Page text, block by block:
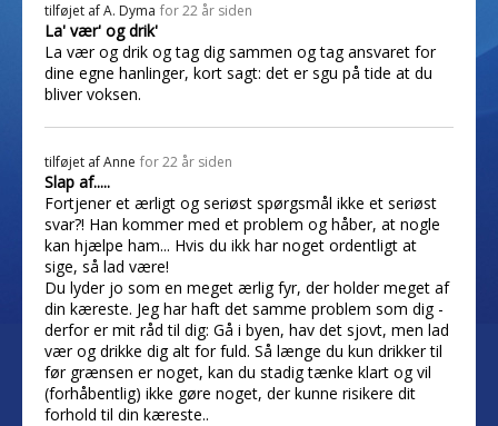
tilføjet afA. Dyma for 22 år siden
La' vær' og drik'
La vær og drik og tag dig sammen og tag ansvaret for
dine egne hanlinger, kort sagt: det er sgu på tide at du
bliver voksen.
tilføjet afAnne for 22 år siden
Slap af.....
Fortjener et ærligt og seriøst spørgsmål ikke et seriøst
svar?! Han kommer med et problem og håber, at nogle
kan hjælpe ham... Hvis du ikk har noget ordentligt at
sige, så lad være!
Du lyder jo som en meget ærlig fyr, der holder meget af
din kæreste. Jeg har haft det samme problem som dig -
derfor er mit råd til dig: Gå i byen, hav det sjovt, men lad
vær og drikke dig alt for fuld. Så længe du kun drikker til
før grænsen er noget, kan du stadig tænke klart og vil
(forhåbentlig) ikke gøre noget, der kunne risikere dit
forhold til din kæreste..